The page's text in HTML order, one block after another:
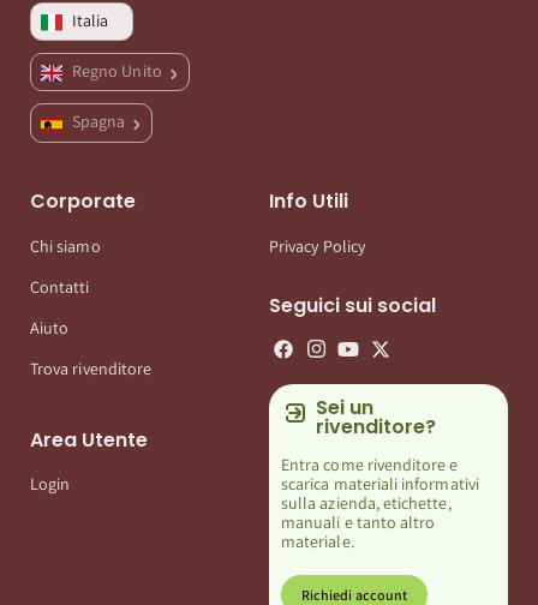
Italia
Regno Unito
Spagna
Corporate
Chi siamo
Contatti
Aiuto
Trova rivenditore
Area Utente
Login
Info Utili
Privacy Policy
Seguici sui social
Sei un
rivenditore?
Entra come rivenditore e
scarica materiali informativi
sulla azienda, etichette,
manuali e tanto altro
materiale.
Richiedi account